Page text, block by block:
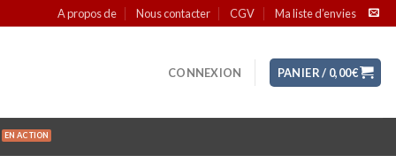
A propos de Nous contacter CGV Ma liste d’envies
CONNEXION PANIER / 0,00€